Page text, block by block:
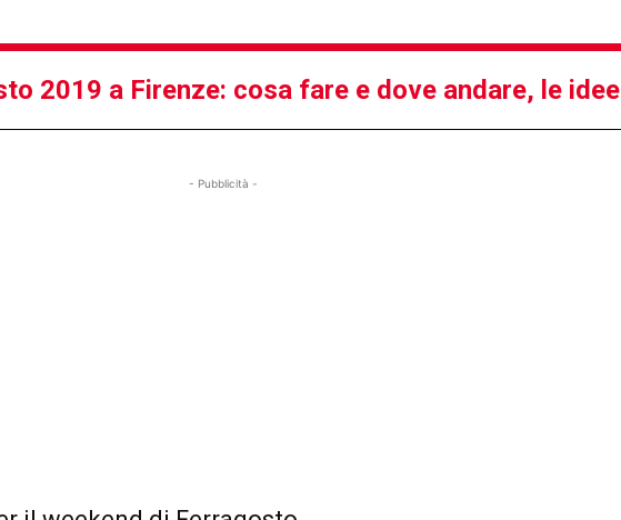
2019 a Firenze: cosa fare e dove andare, le idee
- Pubblicità -